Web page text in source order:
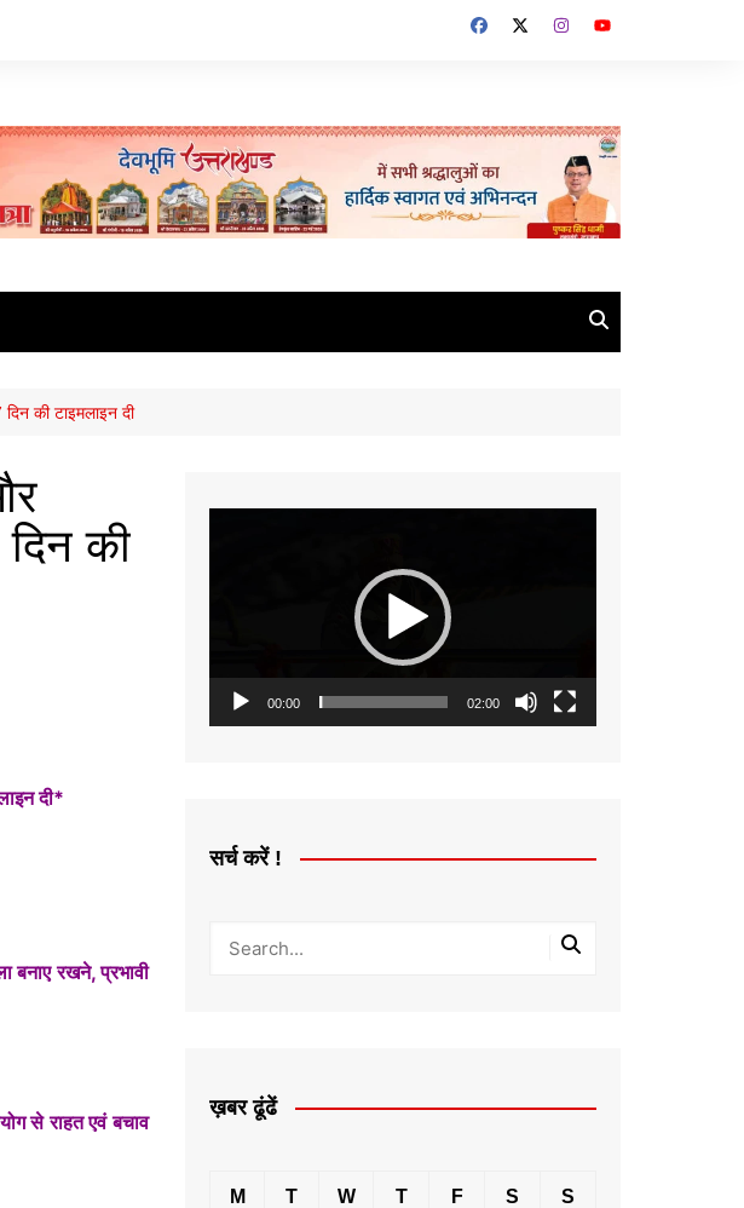
की टाइमलाइन दी
की
दी*
बनाए रखने, प्रभावी
से राहत एवं बचाव
00:00 02:00
सर्च करें !
ख़बर ढूंढें
M T W T F S S